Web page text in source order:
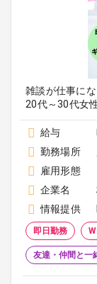
雑談が仕事に
20代～30代女
給与
勤務場所
雇用形態
企業名
情報提供
即日勤務
友達・仲間と一